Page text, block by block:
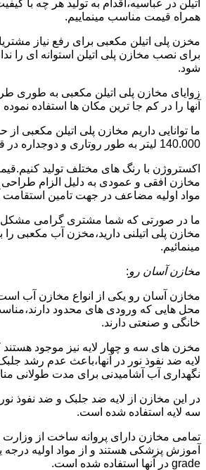
اتیلن در عباسیه،اقدام به تولید هر چه با
همراه قیمت مناسب مینماییم.
مخزن پلی اتیلن مکعبی برای رفع نیاز
برای نصب مخازن پلی اتیلن استوانه ای را
شود.
زوایای مخازن پلی اتیلن مکعبی به طوری
آنها را در کم جا ترین مکان ها استفاده
140.000 لیتر به طور روتاری و دوجداره در قالب های روش
اکستروژن با رنگ های مختلف تولید
مخازن افقی و عمودی به دلیل الزام طراحی
مواد اولیه مضاعف در جهت تامین استقامت
ما در صورتی که شما مشتری گرامی مشکل
مخازن پلی اتیلنی دارید،مخزن آب مکعبی را
مینمائیم.
مخازن آسان رو:
مخازن آسان رو یکی از انواع مخازن آب
محل هایی که ورودی های محدود
خانگی و صنعتی دارند.
مخزن های سه و چهار لایه نیز موجود هستند
لایه ضد نفوذ نور در آنها،باعث عدم رشد
نگهداری آب آشامیدنی برای مدت طولانی
در این مخازن از لایه ضد جلبک و ضد نفوذ
سه لایه استفاده شده است.
تمامی مخازن دارای پروانه ساخت از
grade در آنها استفاده شده است.